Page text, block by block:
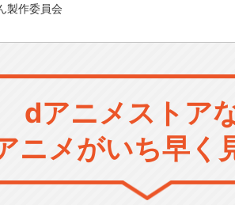
製作委員会
dアニメストア
ニメがいち早く